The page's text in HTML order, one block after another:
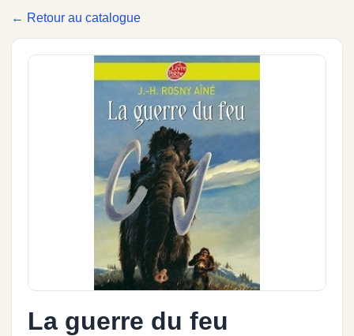
← Retour au catalogue
La guerre du feu